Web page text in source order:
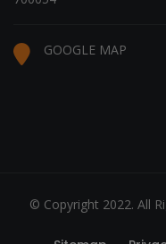
GOOGLE MAP
© Copyright 2022. All